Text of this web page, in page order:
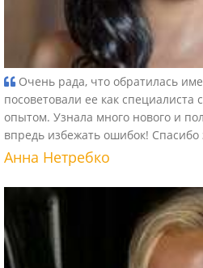
Очень рада, что обратилась
посоветовали ее как
опытом. Узнала много нового и
впредь избежать ошибок! Спасибо
Анна Нетребко